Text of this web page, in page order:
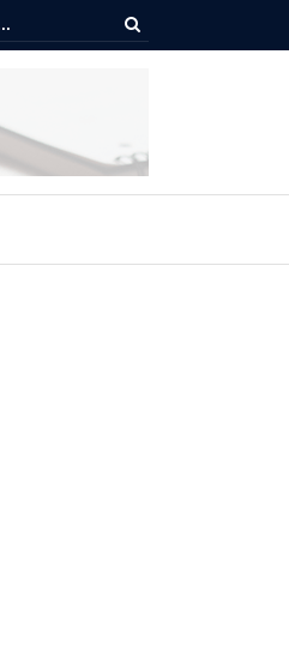
2025 en Guadalajara